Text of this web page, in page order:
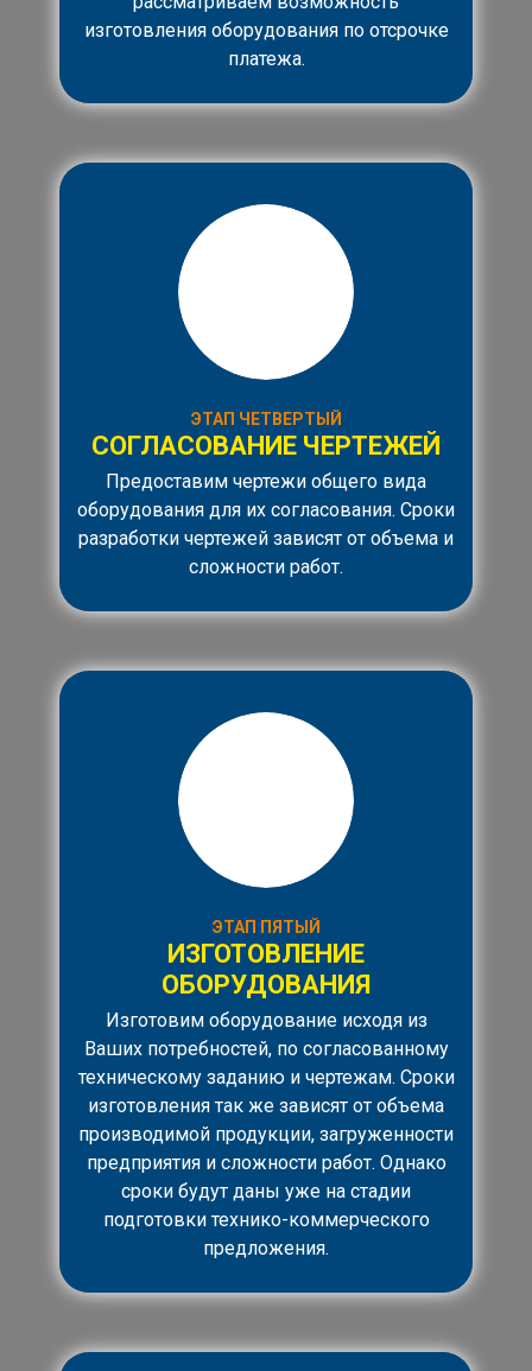
изготовления оборудования по отсрочке
платежа.
ЭТАП ЧЕТВЕРТЫЙ
СОГЛАСОВАНИЕ ЧЕРТЕЖЕЙ
Предоставим чертежи общего вида
оборудования для их согласования. Сроки
разработки чертежей зависят от объема и
сложности работ.
ЭТАП ПЯТЫЙ
ИЗГОТОВЛЕНИЕ
ОБОРУДОВАНИЯ
Изготовим оборудование исходя из
Ваших потребностей, по согласованному
техническому заданию и чертежам. Сроки
изготовления так же зависят от объема
производимой продукции, загруженности
предприятия и сложности работ. Однако
сроки будут даны уже на стадии
подготовки технико-коммерческого
предложения.